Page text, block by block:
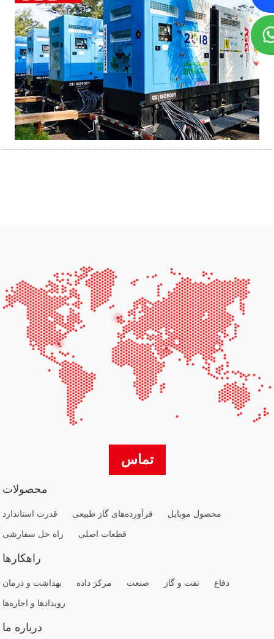
تماس
محصولات
قدرت استاندارد فرآورده‌های گاز طبیعی
محصول موبایل
راه حل سفارشی
قطعات اصلی
راهکارها
بهداشت و درمان مرکز داده صنعت نفت و گاز
دفاع
رویدادها و اجاره‌ها
درباره ما